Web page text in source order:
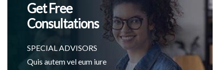
Get Free
Consultations
SPECIAL ADVISORS
Quis autem vel eum iure